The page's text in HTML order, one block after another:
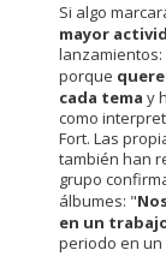
Si algo
mayor
porque
cada tema y
como
Fort. Las
también han
grupo
álbumes: "
en un
periodo en un